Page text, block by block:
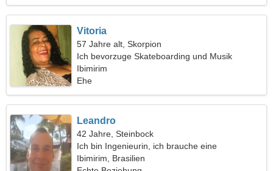
Vitoria
57 Jahre alt, Skorpion
Ich bevorzuge Skateboarding und Musik
Ibimirim
Ehe
Leandro
42 Jahre, Steinbock
Ich bin Ingenieurin, ich brauche eine
außergewöhnliche Frau
Ibimirim, Brasilien